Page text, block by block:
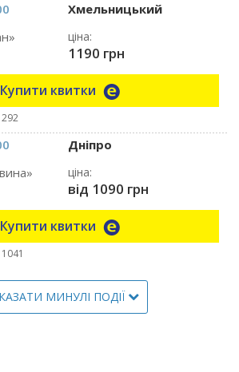
Хмельницький
ціна:
1190 грн
Купити квитки
Дніпро
ціна:
від 1090 грн
Купити квитки
МИНУЛІ ПОДІЇ